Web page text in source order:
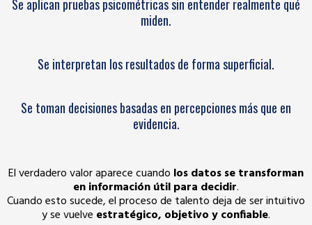
Se aplican pruebas psicométricas sin entender realmente qué
miden.
Se interpretan los resultados de forma superficial.
Se toman decisiones basadas en percepciones más que en
evidencia.
El verdadero valor aparece cuando los datos se transforman
en información útil para decidir.
Cuando esto sucede, el proceso de talento deja de ser intuitivo
y se vuelve estratégico, objetivo y confiable.